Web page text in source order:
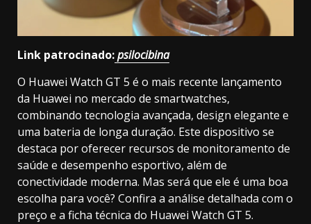
Link patrocinado:psilocibina
O Huawei Watch GT 5 é o mais recente lançamento
da Huawei no mercado de smartwatches,
combinando tecnologia avançada, design elegante e
uma bateria de longa duração. Este dispositivo se
destaca por oferecer recursos de monitoramento de
saúde e desempenho esportivo, além de
conectividade moderna. Mas será que ele é uma boa
escolha para você? Confira a análise detalhada com o
preço e a ficha técnica do Huawei Watch GT 5.